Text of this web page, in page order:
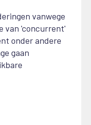
vanwege
van 'concurrent'
onder andere
gaan